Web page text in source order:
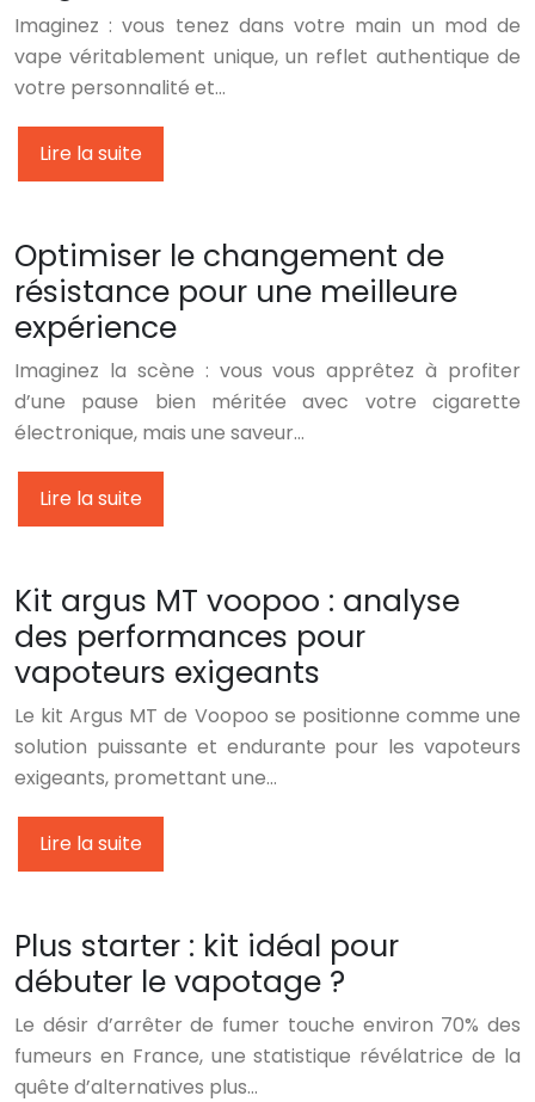
Imaginez : vous tenez dans votre main un mod de
vape véritablement unique, un reflet authentique de
votre personnalité et…
Lire la suite
Optimiser le changement de
résistance pour une meilleure
expérience
Imaginez la scène : vous vous apprêtez à profiter
d’une pause bien méritée avec votre cigarette
électronique, mais une saveur…
Lire la suite
Kit argus MT voopoo : analyse
des performances pour
vapoteurs exigeants
Le kit Argus MT de Voopoo se positionne comme une
solution puissante et endurante pour les vapoteurs
exigeants, promettant une…
Lire la suite
Plus starter : kit idéal pour
débuter le vapotage ?
Le désir d’arrêter de fumer touche environ 70% des
fumeurs en France, une statistique révélatrice de la
quête d’alternatives plus…